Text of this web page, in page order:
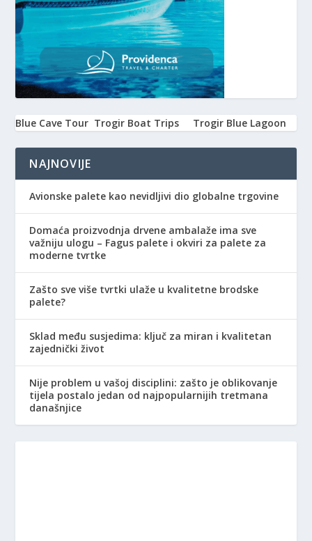
Blue Cave Tour Trogir Boat Trips Trogir Blue Lagoon
NAJNOVIJE
Avionske palete kao nevidljivi dio globalne trgovine
Domaća proizvodnja drvene ambalaže ima sve
važniju ulogu – Fagus palete i okviri za palete za
moderne tvrtke
Zašto sve više tvrtki ulaže u kvalitetne brodske
palete?
Sklad među susjedima: ključ za miran i kvalitetan
zajednički život
Nije problem u vašoj disciplini: zašto je oblikovanje
tijela postalo jedan od najpopularnijih tretmana
današnjice